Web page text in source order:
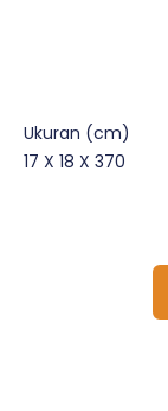
Ukuran (cm)
17 X 18 X 370